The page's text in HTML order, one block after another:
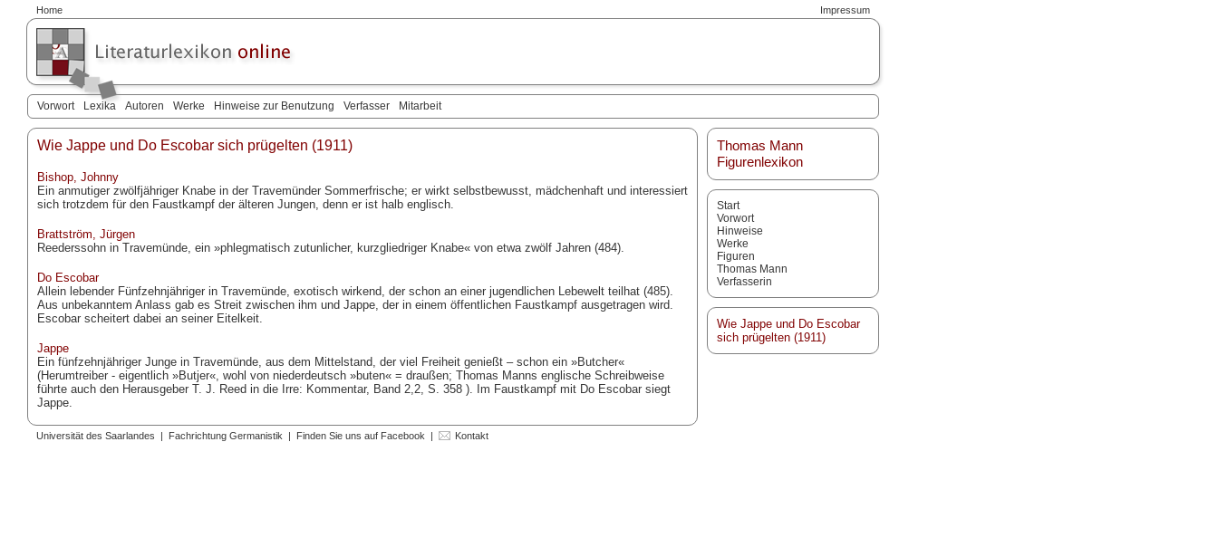
Home Impressum
Vorwort Lexika Autoren Werke Hinweise zur Benutzung Verfasser Mitarbeit
Wie Jappe und Do Escobar sich prügelten (1911)
Bishop, Johnny
Ein anmutiger zwölfjähriger Knabe in der Travemünder Sommerfrische; er wirkt selbstbewusst, mädchenhaft und interessiert
sich trotzdem für den Faustkampf der älteren Jungen, denn er ist halb englisch.
Brattström, Jürgen
Reederssohn in Travemünde, ein »phlegmatisch zutunlicher, kurzgliedriger Knabe« von etwa zwölf Jahren (484).
Do Escobar
Allein lebender Fünfzehnjähriger in Travemünde, exotisch wirkend, der schon an einer jugendlichen Lebewelt teilhat (485).
Aus unbekanntem Anlass gab es Streit zwischen ihm und Jappe, der in einem öffentlichen Faustkampf ausgetragen wird.
Escobar scheitert dabei an seiner Eitelkeit.
Jappe
Ein fünfzehnjähriger Junge in Travemünde, aus dem Mittelstand, der viel Freiheit genießt – schon ein »Butcher«
(Herumtreiber - eigentlich »Butjer«, wohl von niederdeutsch »buten« = draußen; Thomas Manns englische Schreibweise
führte auch den Herausgeber T. J. Reed in die Irre: Kommentar, Band 2,2, S. 358 ). Im Faustkampf mit Do Escobar siegt
Jappe.
Thomas Mann
Figurenlexikon
Start
Vorwort
Hinweise
Werke
Figuren
Thomas Mann
Verfasserin
Wie Jappe und Do Escobar
sich prügelten (1911)
Universität des Saarlandes | Fachrichtung Germanistik | Finden Sie uns auf Facebook | Kontakt